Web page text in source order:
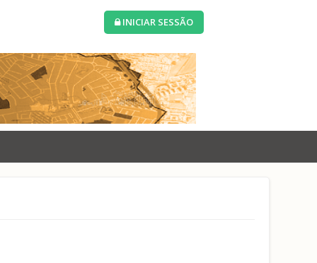
INICIAR SESSÃO